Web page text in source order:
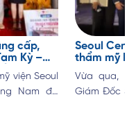
cấp,
Kỳ –
quà giá
viện Seoul
Nam đã
tổ chức
Seoul
thẩm mỹ
cập nhật
Vừa qua,
Giám Đốc